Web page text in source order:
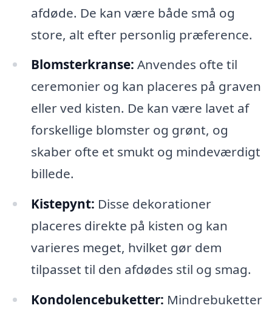
afdøde. De kan være både små og
store, alt efter personlig præference.
Blomsterkranse: Anvendes ofte til
ceremonier og kan placeres på graven
eller ved kisten. De kan være lavet af
forskellige blomster og grønt, og
skaber ofte et smukt og mindeværdigt
billede.
Kistepynt: Disse dekorationer
placeres direkte på kisten og kan
varieres meget, hvilket gør dem
tilpasset til den afdødes stil og smag.
Kondolencebuketter: Mindrebuketter